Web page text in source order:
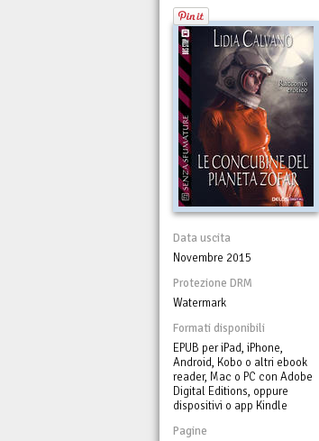
Data uscita
Novembre 2015
Protezione DRM
Watermark
Formati disponibili
EPUB per iPad, iPhone,
Android, Kobo o altri ebook
reader, Mac o PC con Adobe
Digital Editions, oppure
dispositivi o app Kindle
Pagine